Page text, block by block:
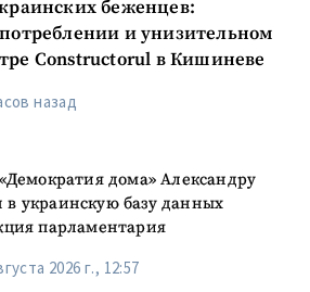
беженцев:
и унизительном
Constructorul в Кишиневе
назад
дома» Александру
украинскую базу данных
парламентария
2026 г., 12:57